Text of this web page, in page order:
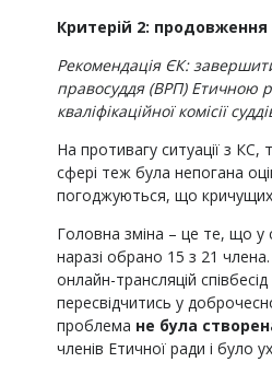
Критерій 2:
Рекомендація ЄК:
правосуддя (ВРП) Етичною
кваліфікаційної комісії
На противагу ситуації з КС,
сфері теж була непогана
погоджуються, що
Головна зміна – це те, що у
наразі обрано 15 з 21
онлайн-трансляцій
пересвідчитись у
проблема не була
членів Етичної ради і